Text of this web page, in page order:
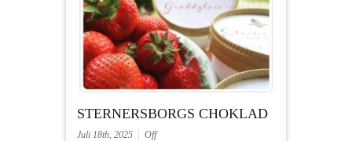
STERNERSBORGS CHOKLAD
Juli 18th, 2025 Off